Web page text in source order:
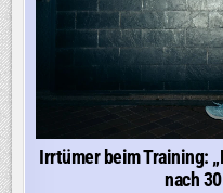
Irrtümer beim Training:
nach